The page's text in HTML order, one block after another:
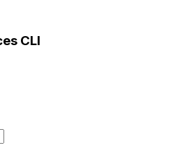
CLI